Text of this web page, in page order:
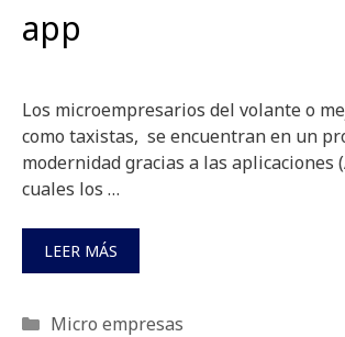
app
Los microempresarios del volante o
como taxistas, se encuentran en un
modernidad gracias a las aplicaciones
cuales los …
LEER MÁS
Categorías
Micro empresas